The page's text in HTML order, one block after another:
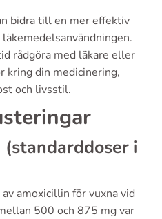
bidra till en mer effektiv
rådgöra med läkare eller
kring din medicinering,
och livsstil.
i
amoxicillin för vuxna vid
500 och 875 mg var